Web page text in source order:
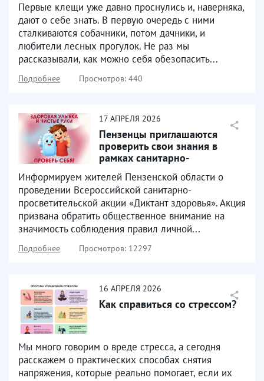
Первые клещи уже давно проснулись и, наверняка,
дают о себе знать. В первую очередь с ними
сталкиваются собачники, потом дачники, и
любители лесных прогулок. Не раз мы
рассказывали, как можно себя обезопасить...
Подробнее Просмотров: 440
17 АПРЕЛЯ 2026
Пензенцы приглашаются
проверить свои знания в
рамках санитарно-
просветительской акции
«Диктант...
Информируем жителей Пензенской области о
проведении Всероссийской санитарно-
просветительской акции «Диктант здоровья». Акция
призвана обратить общественное внимание на
значимость соблюдения правил личной...
Подробнее Просмотров: 12297
16 АПРЕЛЯ 2026
Как справиться со стрессом?
Мы много говорим о вреде стресса, а сегодня
расскажем о практических способах снятия
напряжения, которые реально помогает, если их